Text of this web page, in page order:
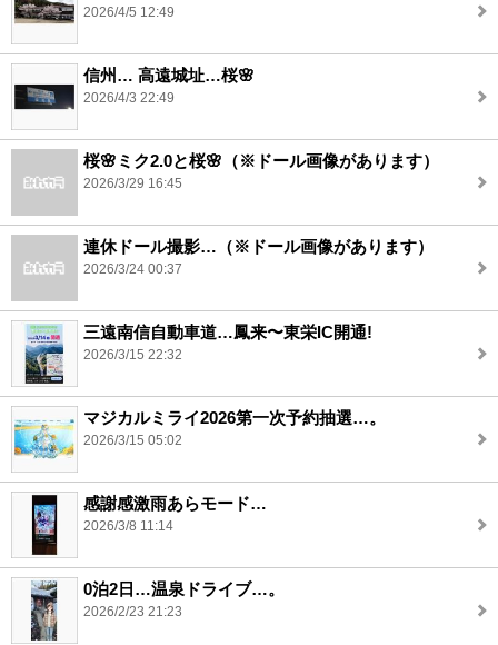
2026/4/5 12:49
信州… 高遠城址…桜🌸
2026/4/3 22:49
桜🌸ミク2.0と桜🌸（※ドール画像があります）
2026/3/29 16:45
連休ドール撮影…（※ドール画像があります）
2026/3/24 00:37
三遠南信自動車道…鳳来〜東栄IC開通!
2026/3/15 22:32
マジカルミライ2026第一次予約抽選…。
2026/3/15 05:02
感謝感激雨あらモード…
2026/3/8 11:14
0泊2日…温泉ドライブ…。
2026/2/23 21:23